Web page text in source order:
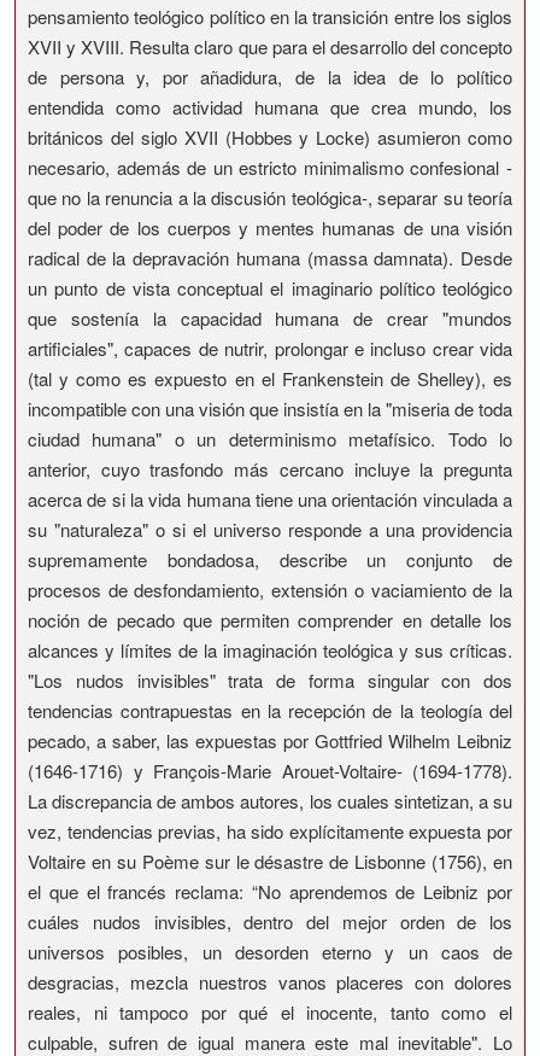
pensamiento teológico político en la transición entre los siglos
XVII y XVIII. Resulta claro que para el desarrollo del concepto
de persona y, por añadidura, de la idea de lo político
entendida como actividad humana que crea mundo, los
británicos del siglo XVII (Hobbes y Locke) asumieron como
necesario, además de un estricto minimalismo confesional -
que no la renuncia a la discusión teológica-, separar su teoría
del poder de los cuerpos y mentes humanas de una visión
radical de la depravación humana (massa damnata). Desde
un punto de vista conceptual el imaginario político teológico
que sostenía la capacidad humana de crear "mundos
artificiales", capaces de nutrir, prolongar e incluso crear vida
(tal y como es expuesto en el Frankenstein de Shelley), es
incompatible con una visión que insistía en la "miseria de toda
ciudad humana" o un determinismo metafísico. Todo lo
anterior, cuyo trasfondo más cercano incluye la pregunta
acerca de si la vida humana tiene una orientación vinculada a
su "naturaleza" o si el universo responde a una providencia
supremamente bondadosa, describe un conjunto de
procesos de desfondamiento, extensión o vaciamiento de la
noción de pecado que permiten comprender en detalle los
alcances y límites de la imaginación teológica y sus críticas.
"Los nudos invisibles" trata de forma singular con dos
tendencias contrapuestas en la recepción de la teología del
pecado, a saber, las expuestas por Gottfried Wilhelm Leibniz
(1646-1716) y François-Marie Arouet-Voltaire- (1694-1778).
La discrepancia de ambos autores, los cuales sintetizan, a su
vez, tendencias previas, ha sido explícitamente expuesta por
Voltaire en su Poème sur le désastre de Lisbonne (1756), en
el que el francés reclama: “No aprendemos de Leibniz por
cuáles nudos invisibles, dentro del mejor orden de los
universos posibles, un desorden eterno y un caos de
desgracias, mezcla nuestros vanos placeres con dolores
reales, ni tampoco por qué el inocente, tanto como el
culpable, sufren de igual manera este mal inevitable". Lo